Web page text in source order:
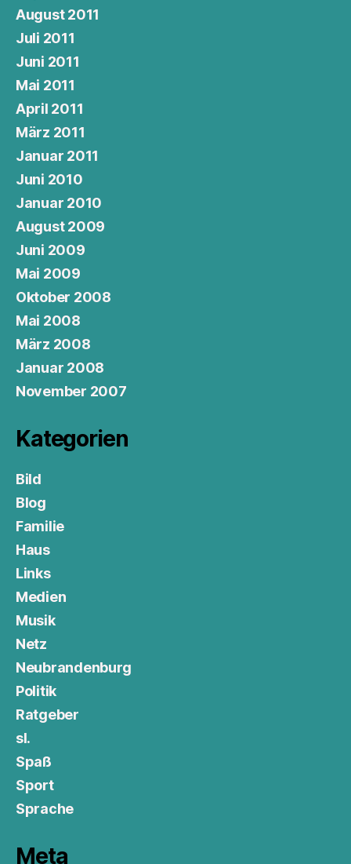
August 2011
Juli 2011
Juni 2011
Mai 2011
April 2011
März 2011
Januar 2011
Juni 2010
Januar 2010
August 2009
Juni 2009
Mai 2009
Oktober 2008
Mai 2008
März 2008
Januar 2008
November 2007
Kategorien
Bild
Blog
Familie
Haus
Links
Medien
Musik
Netz
Neubrandenburg
Politik
Ratgeber
sl.
Spaß
Sport
Sprache
Meta